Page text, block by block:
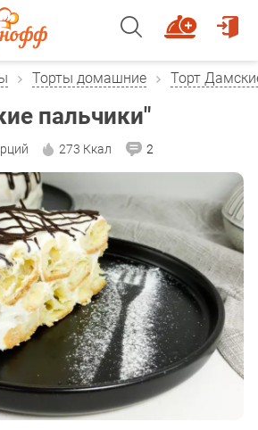
Торты домашние Торт
пальчики"
273 Ккал 2